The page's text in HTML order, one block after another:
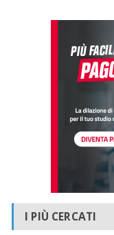
I PIÙ CERCATI